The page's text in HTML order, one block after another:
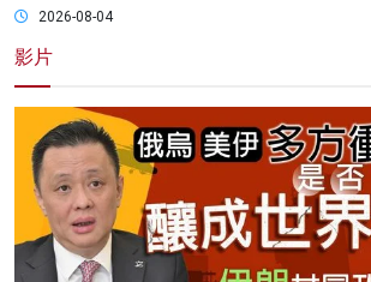
2026-08-04
影片